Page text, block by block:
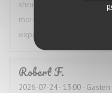
shrugged, which was
more proactively, it
experience.
RobertF
2026-07-24- 13:00 - Gasten